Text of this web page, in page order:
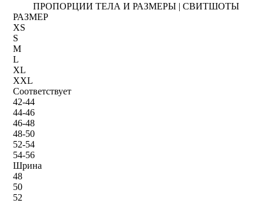
ПРОПОРЦИИ ТЕЛА И РАЗМЕРЫ | СВИТШОТЫ
РАЗМЕР
XS
S
M
L
XL
XXL
Соответствует
42-44
44-46
46-48
48-50
52-54
54-56
Шрина
48
50
52